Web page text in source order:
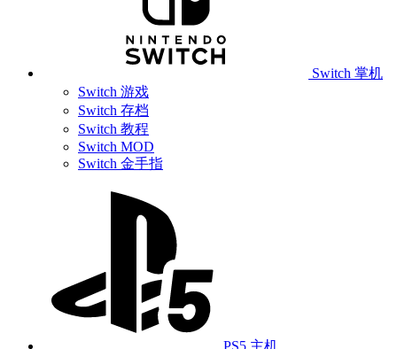
Switch 掌机
Switch 游戏
Switch 存档
Switch 教程
Switch MOD
Switch 金手指